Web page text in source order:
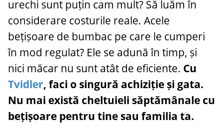
urechi sunt puțin cam mult? Să luăm în
considerare costurile reale. Acele
bețișoare de bumbac pe care le cumperi
în mod regulat? Ele se adună în timp, și
nici măcar nu sunt atât de eficiente. Cu
Tvidler, faci o singură achiziție și gata.
Nu mai există cheltuieli săptămânale cu
bețișoare pentru tine sau familia ta.